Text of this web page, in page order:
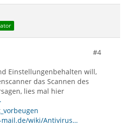
#4
Einstellungenbehalten will,
das Scannen des
lies mal hier
wiki/Antivirus…